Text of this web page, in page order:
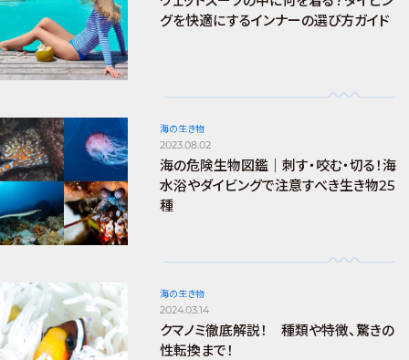
グを快適にするインナーの選び方ガイド
海の生き物
2023.08.02
海の危険生物図鑑｜刺す・咬む・切る！海
水浴やダイビングで注意すべき生き物25
種
海の生き物
2024.03.14
クマノミ徹底解説！ 種類や特徴、驚きの
性転換まで！